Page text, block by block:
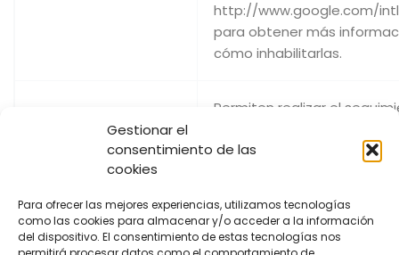
Gestionar el
consentimiento de las
cookies
Para ofrecer las mejores experiencias, utilizamos tecnologías
como las cookies para almacenar y/o acceder a la información
del dispositivo. El consentimiento de estas tecnologías nos
http://www.google.com/
para obtener más
cómo inhabilitarlas.
Permiten realizar el
proporcionado por
un usuario visita la web,
usuario, duración de las